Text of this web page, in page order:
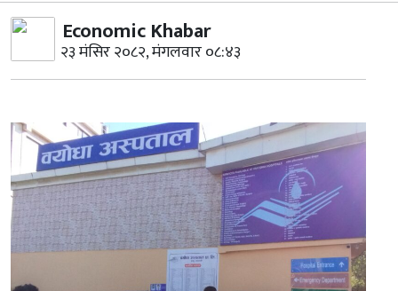
Economic Khabar
२३ मंसिर २०८२, मंगलवार ०८:४३